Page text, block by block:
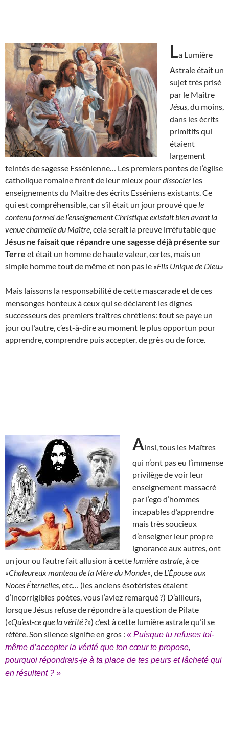
La Lumière
Astrale était un
sujet très prisé
par le Maître
Jésus , du moins,
dans les écrits
primitifs qui
étaient
largement
teintés de sagesse Essénienne… Les premiers pontes de l’église
catholique romaine firent de leur mieux pourdissocier les
enseignements du Maître des écrits Esséniens existants. Ce
qui est compréhensible, car s’il était un jour prouvé que le
contenu formel de l’enseignement Christique existait bien avant la
venue charnelle du Maître , cela serait la preuve irréfutable que
Jésus ne faisait que répandre une sagesse déjà présente sur
Terre et était un homme de haute valeur, certes, mais un
simple homme tout de même et non pas le «Fils Unique de Dieu.»
Mais laissons la responsabilité de cette mascarade et de ces
mensonges honteux à ceux qui se déclarent les dignes
successeurs des premiers traîtres chrétiens: tout se paye un
jour ou l’autre, c’est-à-dire au moment le plus opportun pour
apprendre, comprendre puis accepter, de grès ou de force.
Ainsi, tous les Maîtres
qui n’ont pas eu l’immense
privilège de voir leur
enseignement massacré
par l’ego d’hommes
incapables d’apprendre
mais très soucieux
d’enseigner leur propre
ignorance aux autres, ont
un jour ou l’autre fait allusion à cette lumière astrale , à ce
«Chaleureux manteau de la Mère du Monde» , de L’Épouse aux
Noces Éternelles , etc… (les anciens ésotéristes étaient
d’incorrigibles poètes, vous l’aviez remarqué ?) D’ailleurs,
lorsque Jésus refuse de répondre à la question de Pilate
(«Qu’est-ce que la vérité ?») c’est à cette lumière astrale qu’il se
réfère. Son silence signifie en gros : « Puisque tu refuses toi-
même d’accepter la vérité que ton cœur te propose,
pourquoi répondrais-je à ta place de tes peurs et lâcheté qui
en résultent ? »